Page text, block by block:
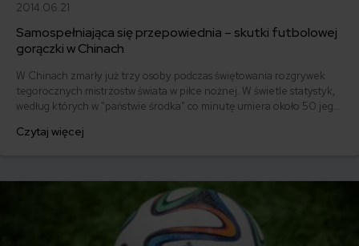
2014.06.21
Samospełniająca się przepowiednia – skutki futbolowej
gorączki w Chinach
W Chinach zmarły już trzy osoby podczas świętowania rozgrywek
tegorocznych mistrzostw świata w piłce nożnej. W świetle statystyk,
według których w "państwie środka" co minutę umiera około 50 jego
niecodziennych doniesień ze światka futbolowych noobów.
Czytaj więcej